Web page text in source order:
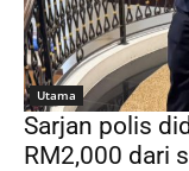
Utama
Sarjan polis
RM2,000 dari